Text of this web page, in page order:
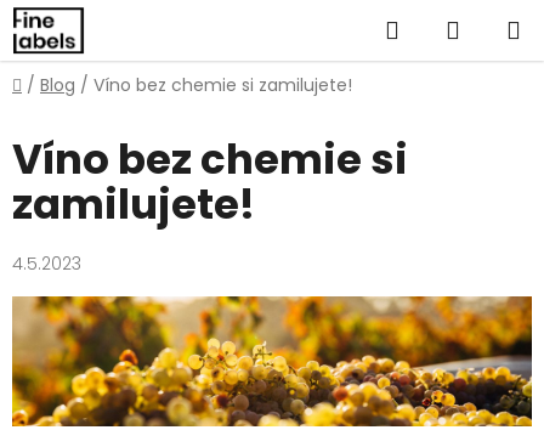
Přejít
na
obsah
Hledat
KOŠÍK
Domů
/ Blog / Víno bez chemie si zamilujete!
Víno bez chemie si
zamilujete!
4.5.2023